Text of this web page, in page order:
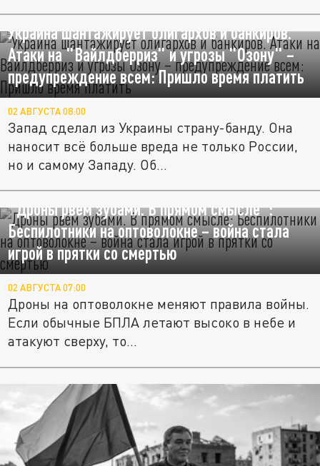
Украина шантажирует олигархов и банкиров.
Атаки на "Вайлдберриз" и угрозы "Озону" –
предупреждение всем: Пришло время платить
02 АВГУСТА 08:00
Запад сделал из Украины страну-банду. Она
наносит всё больше вреда не только России,
но и самому Западу. Об...
"Дроны рвём зубами. В прямом смысле":
Беспилотники на оптоволокне – война стала
игрой в прятки со смертью
02 АВГУСТА 07:00
Дроны на оптоволокне меняют правила войны.
Если обычные БПЛА летают высоко в небе и
атакуют сверху, то...